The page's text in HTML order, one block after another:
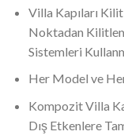
Villa Kapıları
Noktadan
Sistemleri
Her Model ve
Kompozit Villa
Dış Etkenlere